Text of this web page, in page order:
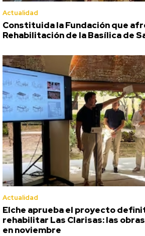
Actualidad
Constituida la Fundación que
Rehabilitación de la Basílica de
Actualidad
Elche aprueba el proyecto
rehabilitar Las Clarisas: las
en noviembre